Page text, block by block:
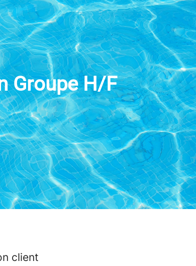
Groupe H/F
client